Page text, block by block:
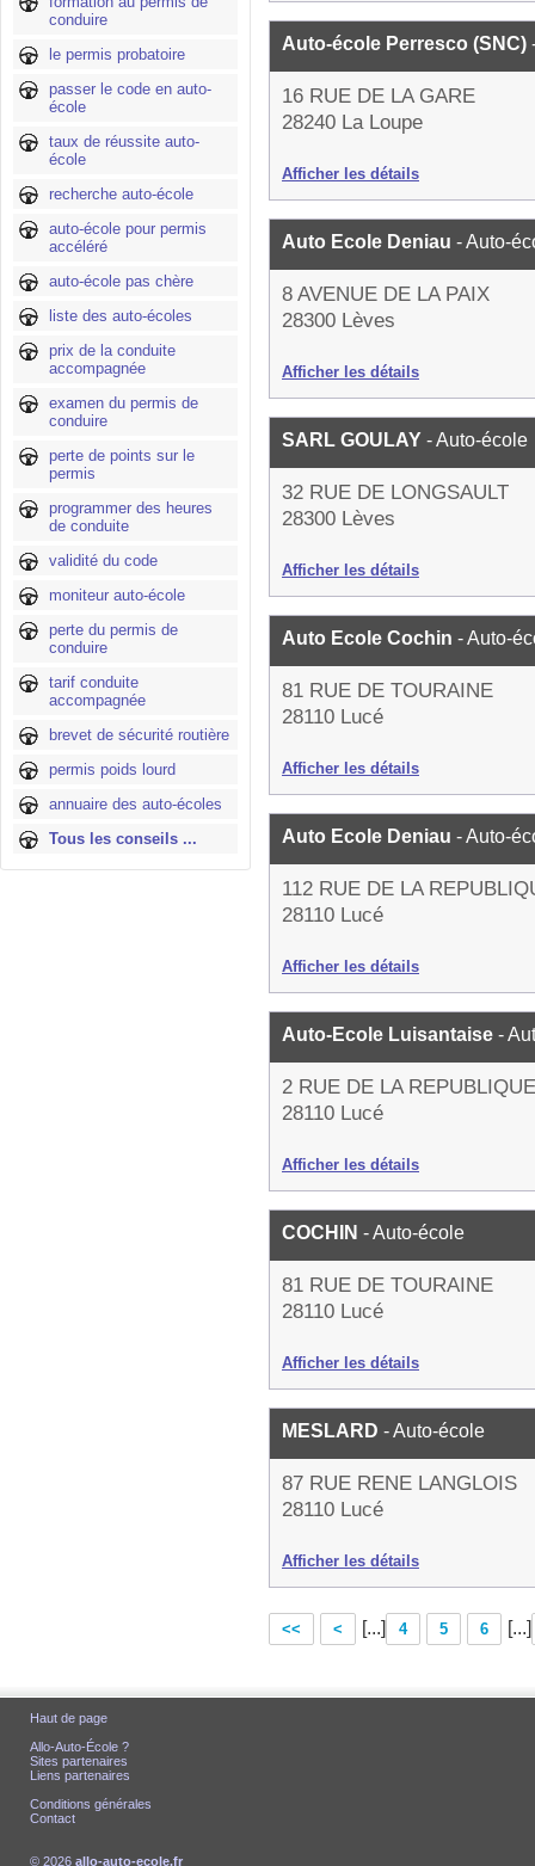
conduire
le permis probatoire
passer le code en auto-
école
taux de réussite auto-
école
recherche auto-école
auto-école pour permis
accéléré
auto-école pas chère
liste des auto-écoles
prix de la conduite
accompagnée
examen du permis de
conduire
perte de points sur le
permis
programmer des heures
de conduite
validité du code
moniteur auto-école
perte du permis de
conduire
tarif conduite
accompagnée
brevet de sécurité routière
permis poids lourd
annuaire des auto-écoles
Tous les conseils ...
Auto-école Perresco (SNC)
16 RUE DE LA GARE
28240 La Loupe
Afficher les détails
Auto Ecole Deniau - Auto-
8 AVENUE DE LA PAIX
28300 Lèves
Afficher les détails
SARL GOULAY - Auto-école
32 RUE DE LONGSAULT
28300 Lèves
Afficher les détails
Auto Ecole Cochin - Auto-
81 RUE DE TOURAINE
28110 Lucé
Afficher les détails
Auto Ecole Deniau - Auto-
112 RUE DE LA
28110 Lucé
Afficher les détails
Auto-Ecole Luisantaise -
2 RUE DE LA REPUBLIQUE
28110 Lucé
Afficher les détails
COCHIN - Auto-école
81 RUE DE TOURAINE
28110 Lucé
Afficher les détails
MESLARD - Auto-école
87 RUE RENE LANGLOIS
28110 Lucé
Afficher les détails
<< < [...] 4 5 6 [...]
Haut de page
Allo-Auto-École ?
Sites partenaires
Liens partenaires
Conditions générales
Contact
© 2026 allo-auto-ecole.fr